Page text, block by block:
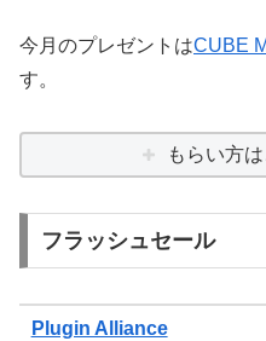
今月のプレゼントはCUBE
す。
もらい方
フラッシュセール
Plugin Alliance